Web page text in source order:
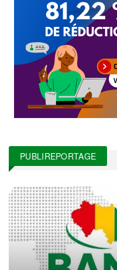
PUBLIREPORTAGE